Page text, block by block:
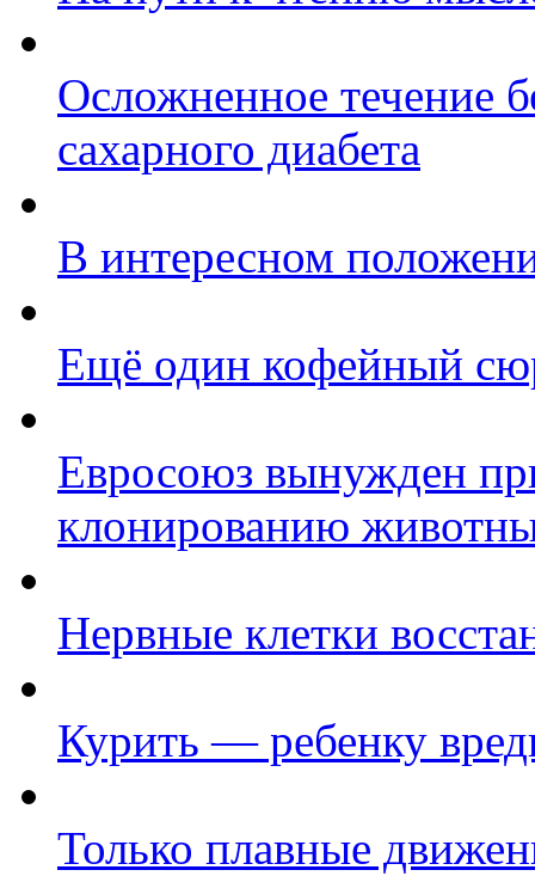
Осложненное течение
сахарного диабета
В интересном
Ещё один кофейный
Евросоюз вынужден
клонированию
Нервные клетки
Курить — ребенку
Только плавные